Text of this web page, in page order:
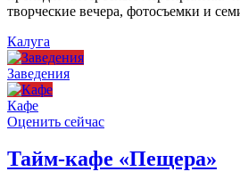
творческие вечера, фотосъемки и
Калуга
Заведения
Кафе
Оценить сейчас
Тайм-кафе «Пещера»